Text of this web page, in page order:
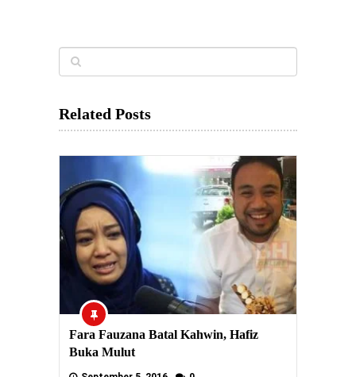
Related Posts
Fara Fauzana Batal Kahwin, Hafiz
Buka Mulut